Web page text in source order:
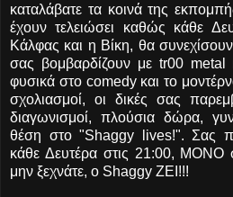
καταλάβατε τα κοινά της
έχουν τελειώσει καθώς κάθε
Κάλφας και η Βίκη, θα
σας βομβαρδίζουν με tr00
φυσικά στο comedy και το
σχολιασμοί, οι δικές σας
διαγωνισμοί, πλούσια δώρα,
θέση στο "Shaggy lives!". Σας
κάθε Δευτέρα στις 21:00, ΜΟΝΟ
μην ξεχνάτε, ο Shaggy ΖΕΙ!!!